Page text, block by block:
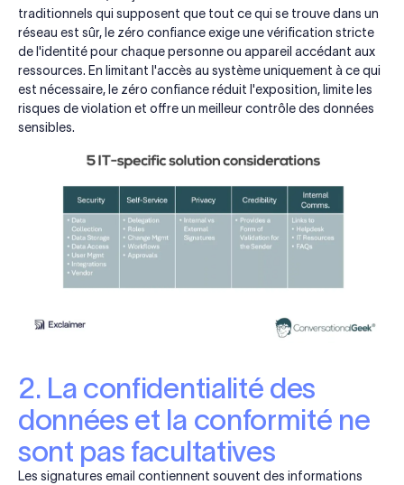
traditionnels qui supposent que tout ce qui se trouve dans un
réseau est sûr, le zéro confiance exige une vérification stricte
de l'identité pour chaque personne ou appareil accédant aux
ressources. En limitant l'accès au système uniquement à ce qui
est nécessaire, le zéro confiance réduit l'exposition, limite les
risques de violation et offre un meilleur contrôle des données
sensibles.
2. La confidentialité des
données et la conformité ne
sont pas facultatives
Les signatures email contiennent souvent des informations